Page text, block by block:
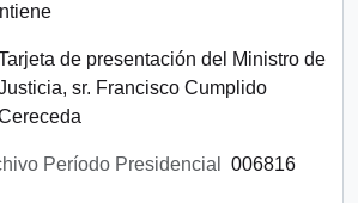
de presentación del Ministro de
sr. Francisco Cumplido
Período Presidencial 006816